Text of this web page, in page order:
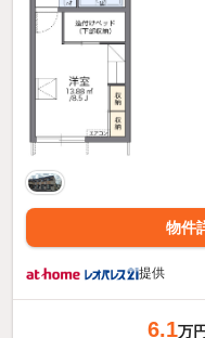
物件
提供
6.1万円